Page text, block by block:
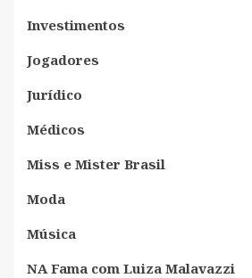
Investimentos
Jogadores
Jurídico
Médicos
Miss e Mister Brasil
Moda
Música
NA Fama com Luiza Malavazzi